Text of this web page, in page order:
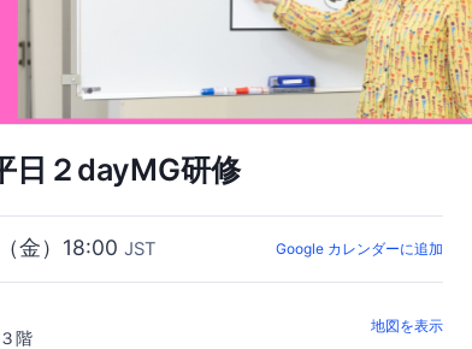
日２dayMG研修
金）18:00 JST Google カレンダーに追加
階
地図を表示